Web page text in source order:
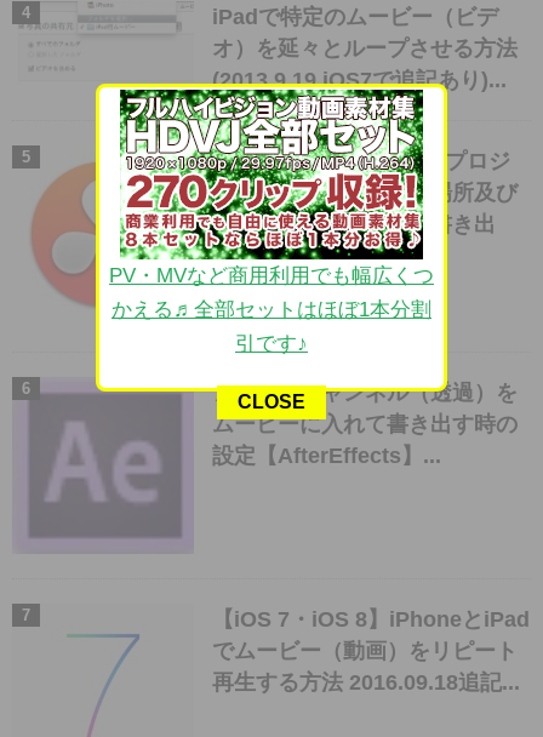
iPadで特定のムービー（ビデ
オ）を延々とループさせる方法
(2013.9.19 iOS7で追記あり)...
【Davinci Resolve】のプロジ
ェクトファイルがある場所及び
プロジェクトファイル書き出
し・素材の再接続...
アルファチャンネル（透過）を
ムービーに入れて書き出す時の
設定【AfterEffects】...
【iOS 7・iOS 8】iPhoneとiPad
でムービー（動画）をリピート
再生する方法 2016.09.18追記...
PV・MVなど商用利用でも幅広くつ
かえる♬全部セットはほぼ1本分割
引です♪
CLOSE